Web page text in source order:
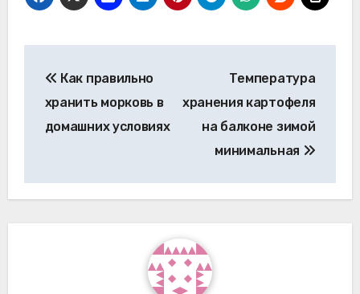
по
записям
Как правильно
хранить морковь в
домашних условиях
Температура
хранения картофеля
на балконе зимой
минимальная